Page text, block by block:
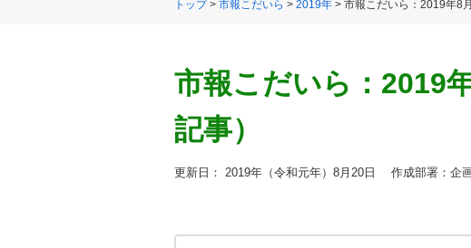
トップ> 市報こだいら > 2019年 > 市報こだいら：2019年8
市報こだいら：2019
記事）
更新日： 2019年（令和元年）8月20日 作成部署：企